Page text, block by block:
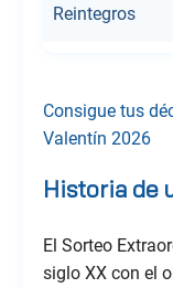
Reintegros
Consigue tus
Valentín 2026
Historia de
El Sorteo
siglo XX con el